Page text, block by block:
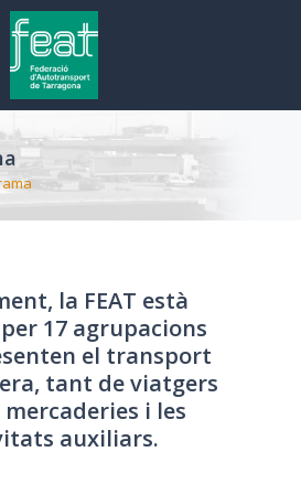
la FEAT està
17 agrupacions
el transport
tant de viatgers
mercaderies i les
auxiliars.